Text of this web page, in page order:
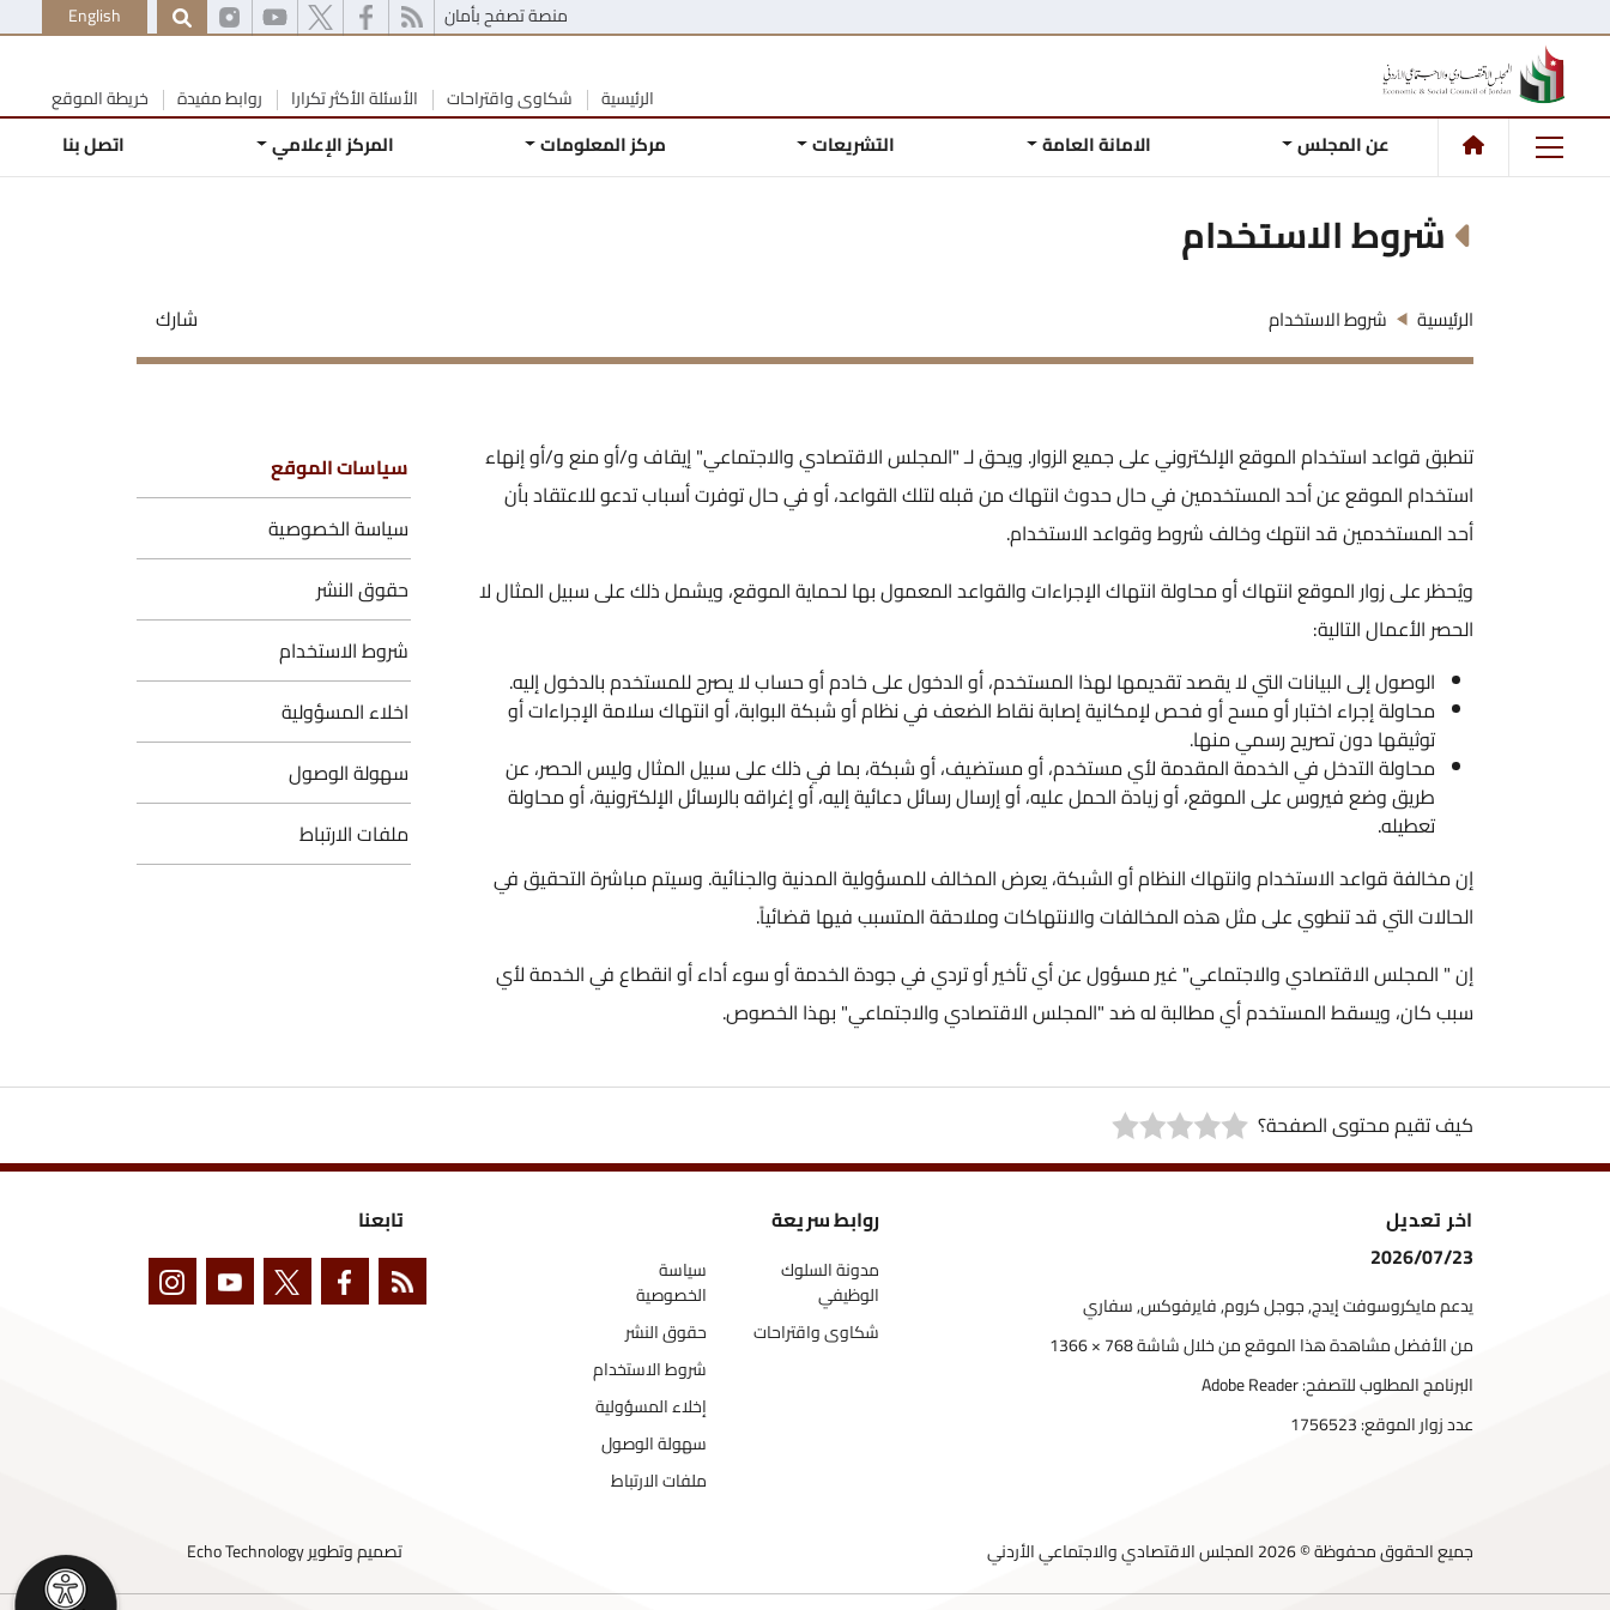
منصة تصفح بأمان English
الرئيسية شكاوى واقتراحات الأسئلة الأكثر تكرارا روابط مفيدة خريطة الموقع
عن المجلس الامانة العامة التشريعات مركز المعلومات المركز الإعلامي اتصل بنا
شروط الاستخدام
الرئيسية شروط الاستخدام شارك
تنطبق قواعد استخدام الموقع الإلكتروني على جميع الزوار. ويحق لـ "المجلس الاقتصادي والاجتماعي" إيقاف و/أو منع و/أو إنهاء
استخدام الموقع عن أحد المستخدمين في حال حدوث انتهاك من قبله لتلك القواعد، أو في حال توفرت أسباب تدعو للاعتقاد بأن
أحد المستخدمين قد انتهك وخالف شروط وقواعد الاستخدام.
ويُحظر على زوار الموقع انتهاك أو محاولة انتهاك الإجراءات والقواعد المعمول بها لحماية الموقع، ويشمل ذلك على سبيل المثال لا
الحصر الأعمال التالية:
الوصول إلى البيانات التي لا يقصد تقديمها لهذا المستخدم، أو الدخول على خادم أو حساب لا يصرح للمستخدم بالدخول إليه.
محاولة إجراء اختبار أو مسح أو فحص لإمكانية إصابة نقاط الضعف في نظام أو شبكة البوابة، أو انتهاك سلامة الإجراءات أو
توثيقها دون تصريح رسمي منها.
محاولة التدخل في الخدمة المقدمة لأي مستخدم، أو مستضيف، أو شبكة، بما في ذلك على سبيل المثال وليس الحصر، عن
طريق وضع فيروس على الموقع، أو زيادة الحمل عليه، أو إرسال رسائل دعائية إليه، أو إغراقه بالرسائل الإلكترونية، أو محاولة
تعطيله.
إن مخالفة قواعد الاستخدام وانتهاك النظام أو الشبكة، يعرض المخالف للمسؤولية المدنية والجنائية. وسيتم مباشرة التحقيق في
الحالات التي قد تنطوي على مثل هذه المخالفات والانتهاكات وملاحقة المتسبب فيها قضائياً.
إن " المجلس الاقتصادي والاجتماعي" غير مسؤول عن أي تأخير أو تردي في جودة الخدمة أو سوء أداء أو انقطاع في الخدمة لأي
سبب كان، ويسقط المستخدم أي مطالبة له ضد "المجلس الاقتصادي والاجتماعي" بهذا الخصوص.
سياسات الموقع
سياسة الخصوصية
حقوق النشر
شروط الاستخدام
اخلاء المسؤولية
سهولة الوصول
ملفات الارتباط
كيف تقيم محتوى الصفحة؟
اخر تعديل
2026/07/23
يدعم مايكروسوفت إيدج, جوجل كروم, فايرفوكس, سفاري
من الأفضل مشاهدة هذا الموقع من خلال شاشة 768 × 1366
البرنامج المطلوب للتصفح: Adobe Reader
عدد زوار الموقع:1756523
روابط سريعة
مدونة السلوك
الوظيفي
شكاوى واقتراحات
سياسة
الخصوصية
حقوق النشر
شروط الاستخدام
إخلاء المسؤولية
سهولة الوصول
ملفات الارتباط
تابعنا
جميع الحقوق محفوظة © 2026 المجلس الاقتصادي والاجتماعي الأردني تصميم وتطويرEcho Technology